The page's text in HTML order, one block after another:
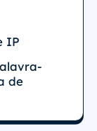
IP
de